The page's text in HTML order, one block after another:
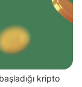
kripto